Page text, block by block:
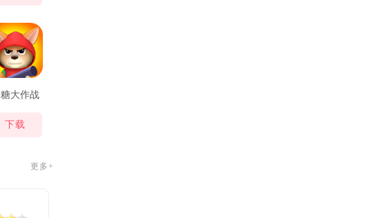
大作战
下载
更多+